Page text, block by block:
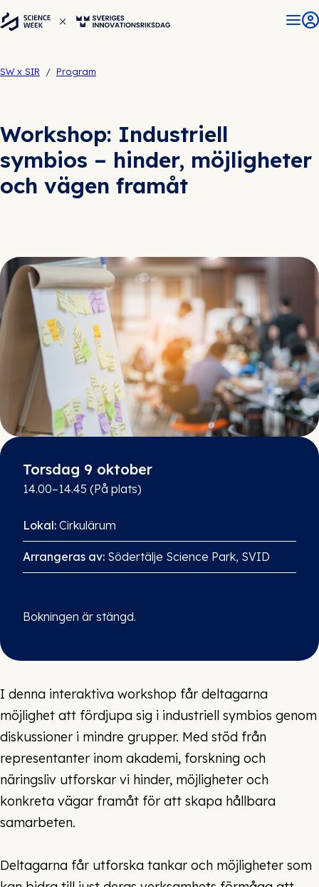
SW x SIR / Program
Workshop: Industriell
symbios – hinder, möjligheter
och vägen framåt
Torsdag 9 oktober
14.00–14.45 (På plats)
Lokal: Cirkulärum
Arrangeras av: Södertälje Science Park, SVID
Bokningen är stängd.
I denna interaktiva workshop får deltagarna
möjlighet att fördjupa sig i industriell symbios genom
diskussioner i mindre grupper. Med stöd från
representanter inom akademi, forskning och
näringsliv utforskar vi hinder, möjligheter och
konkreta vägar framåt för att skapa hållbara
samarbeten.
Deltagarna får utforska tankar och möjligheter som